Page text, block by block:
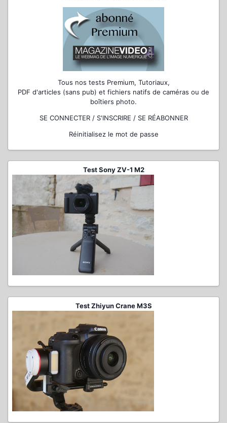
Tous nos tests Premium, Tutoriaux,
PDF d'articles (sans pub) et fichiers natifs de caméras ou de
boîtiers photo.
SE CONNECTER / S'INSCRIRE / SE RÉABONNER
Réinitialisez le mot de passe
Test Sony ZV-1 M2
Test Zhiyun Crane M3S